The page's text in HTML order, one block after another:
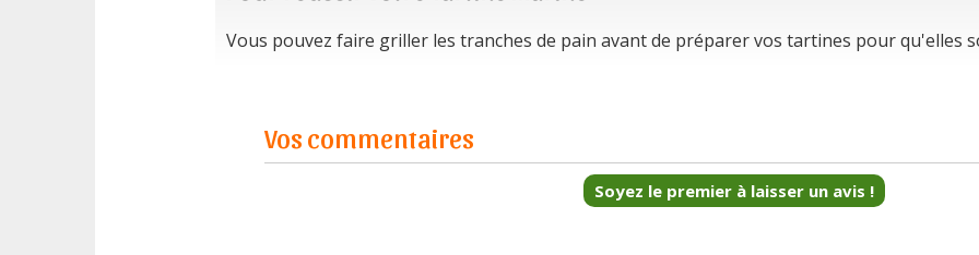
Vous pouvez faire griller les tranches de pain avant de préparer vos tartines pour qu'elles
Vos commentaires
Soyez le premier à laisser un avis !